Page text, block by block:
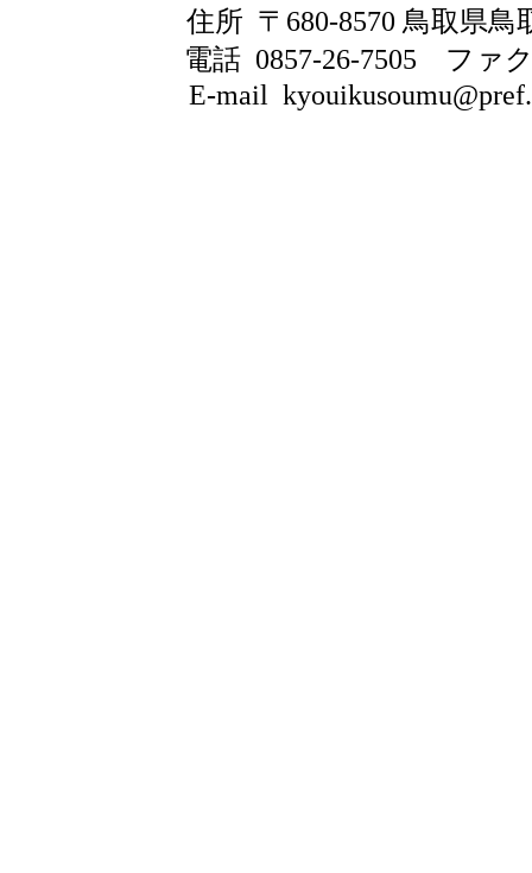
住所 〒680-8570 鳥取県鳥
電話 0857-26-7505
ファ
E-mail